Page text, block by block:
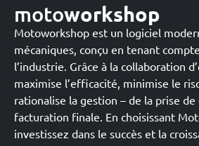
motoworkshop
Motoworkshop est un logiciel
mécaniques, conçu en tenant
l’industrie. Grâce à la collaboration
maximise l’efficacité, minimise le
rationalise la gestion – de la prise de
facturation finale. En choisissant
investissez dans le succès et la